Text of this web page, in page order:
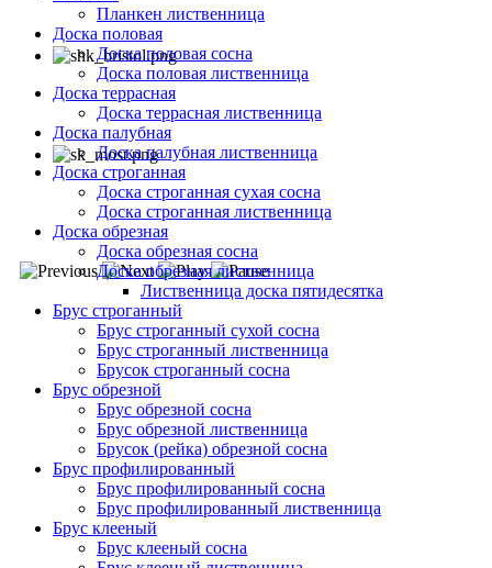
Планкен лиственница
Доска половая
Доска половая сосна
Доска половая лиственница
Доска террасная
Доска террасная лиственница
Доска палубная
Доска палубная лиственница
Доска строганная
Доска строганная сухая сосна
Доска строганная лиственница
Доска обрезная
Доска обрезная сосна
Доска обрезная лиственница
Лиственница доска пятидесятка
Брус строганный
Брус строганный сухой сосна
Брус строганный лиственница
Брусок строганный сосна
Брус обрезной
Брус обрезной сосна
Брус обрезной лиственница
Брусок (рейка) обрезной сосна
Брус профилированный
Брус профилированный сосна
Брус профилированный лиственница
Брус клееный
Брус клееный сосна